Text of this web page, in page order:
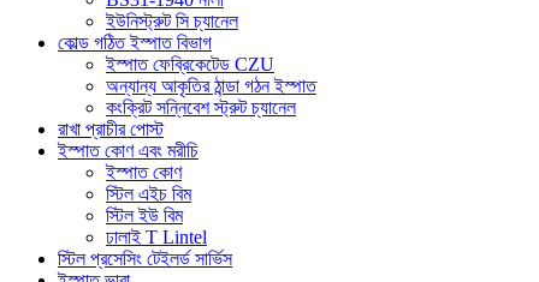
ইউনিস্ট্রুট সি চ্যানেল
কোল্ড গঠিত ইস্পাত বিভাগ
ইস্পাত ফেব্রিকেটেড CZU
অন্যান্য আকৃতির ঠান্ডা গঠন ইস্পাত
কংক্রিট সন্নিবেশ স্ট্রুট চ্যানেল
রাখা প্রাচীর পোস্ট
ইস্পাত কোণ এবং মরীচি
ইস্পাত কোণ
স্টিল এইচ বিম
স্টিল ইউ বিম
ঢালাই T Lintel
স্টিল প্রসেসিং টেইলর্ড সার্ভিস